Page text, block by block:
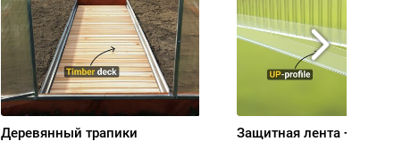
Деревянный трапики Защитная лента + UP-